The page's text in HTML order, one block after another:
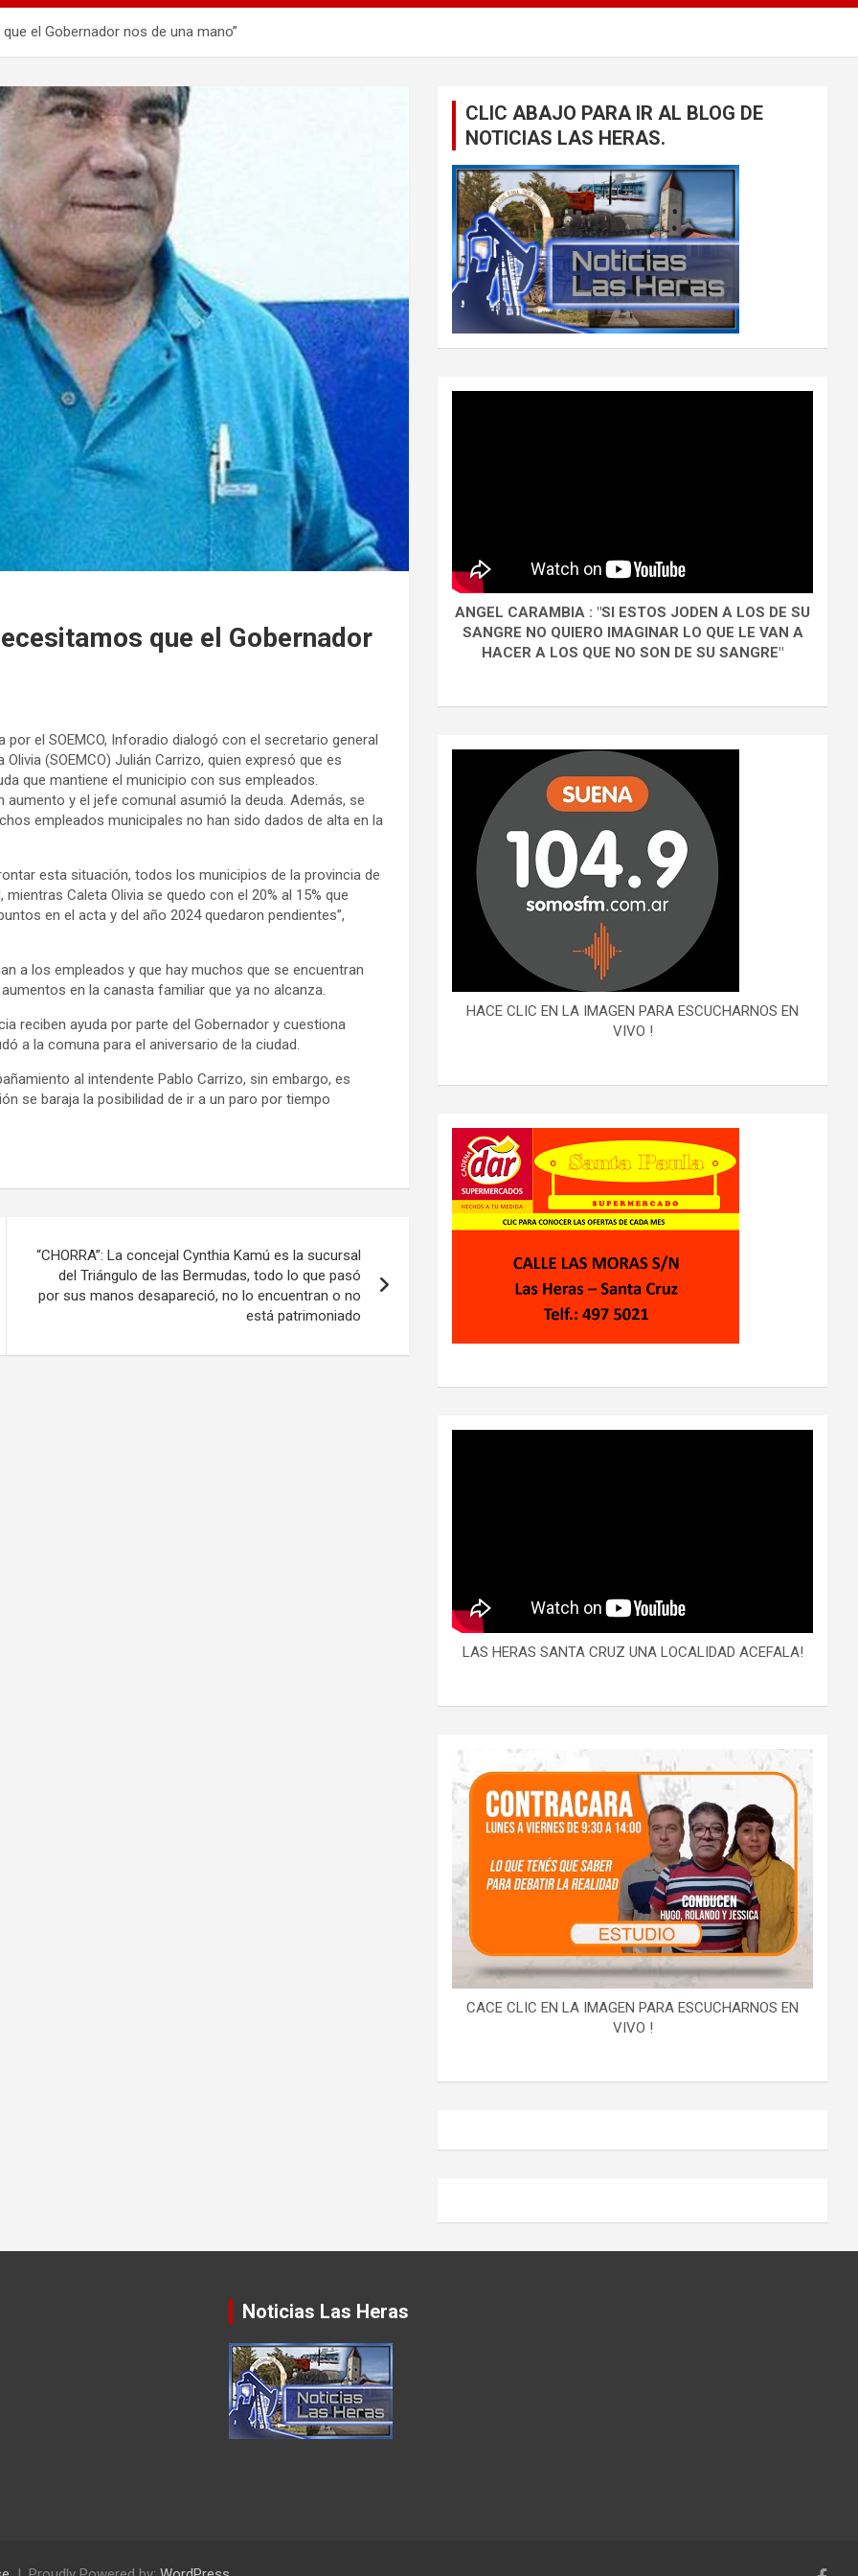
el Gobernador nos de una mano”
que el Gobernador
el SOEMCO, Inforadio dialogó con el secretario general
(SOEMCO) Julián Carrizo, quien expresó que es
que mantiene el municipio con sus empleados.
y el jefe comunal asumió la deuda. Además, se
empleados municipales no han sido dados de alta en la
esta situación, todos los municipios de la provincia de
Caleta Olivia se quedo con el 20% al 15% que
en el acta y del año 2024 quedaron pendientes”,
a los empleados y que hay muchos que se encuentran
en la canasta familiar que ya no alcanza.
reciben ayuda por parte del Gobernador y cuestiona
a la comuna para el aniversario de la ciudad.
al intendente Pablo Carrizo, sin embargo, es
se baraja la posibilidad de ir a un paro por tiempo
“CHORRA”: La concejal Cynthia Kamú es la sucursal
del Triángulo de las Bermudas, todo lo que pasó
por sus manos desapareció, no lo encuentran o no
está patrimoniado
CLIC ABAJO PARA IR AL BLOG DE
NOTICIAS LAS HERAS.
ANGEL CARAMBIA : "SI ESTOS JODEN A LOS DE SU
SANGRE NO QUIERO IMAGINAR LO QUE LE VAN A
HACER A LOS QUE NO SON DE SU SANGRE"
HACE CLIC EN LA IMAGEN PARA ESCUCHARNOS EN
VIVO !
LAS HERAS SANTA CRUZ UNA LOCALIDAD ACEFALA!
CACE CLIC EN LA IMAGEN PARA ESCUCHARNOS EN
VIVO !
Noticias Las Heras